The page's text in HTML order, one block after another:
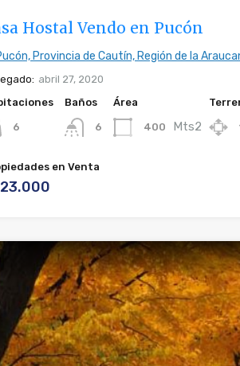
Hostal Vendo en Pucón
Provincia de Cautín, Región de la
abril 27, 2020
6
Baños
6
Área
400 Mts2
en Venta